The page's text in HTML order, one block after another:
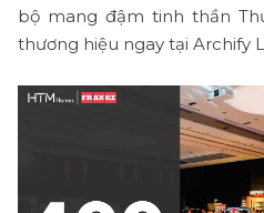
bộ mang đậm tinh thần
thương hiệu ngay tại Archify